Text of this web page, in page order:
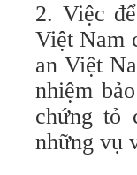
2. Việc
Việt Nam
an Việt
nhiệm
chứng tỏ
những vụ